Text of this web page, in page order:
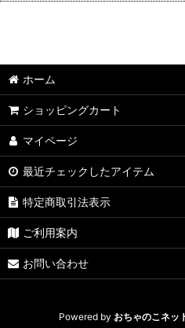
米焼酎
芋焼酎
黒糖焼酎
リキュール類
食品
ロゼ
麦・芋セット
ホーム
ショッピングカート
マイページ
最近チェックしたアイテム
特定商取引法表示
ご利用案内
お問い合わせ
Powered by おちゃのこネッ